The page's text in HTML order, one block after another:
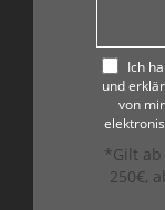
Ich
und
von
*Gilt
250€,